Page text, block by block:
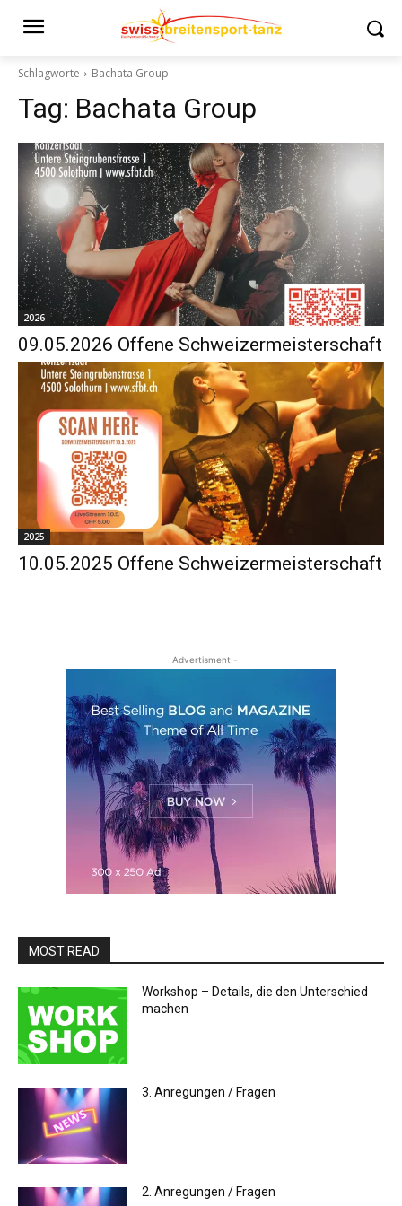
Schlagworte Bachata Group
Tag: Bachata Group
2026
09.05.2026 Offene Schweizermeisterschaft
2025
10.05.2025 Offene Schweizermeisterschaft
- Advertisment -
MOST READ
Workshop – Details, die den Unterschied
machen
3. Anregungen / Fragen
2. Anregungen / Fragen